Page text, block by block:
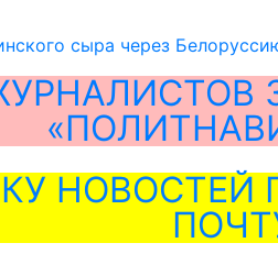
сыра через
НОВОСТЕЙ